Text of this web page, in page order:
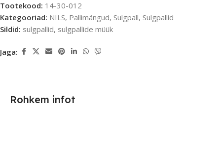
Tootekood: 14-30-012
Kategooriad: NILS, Pallimängud, Sulgpall, Sulgpallid
Sildid: sulgpallid, sulgpallide müük
Jaga:
Rohkem infot